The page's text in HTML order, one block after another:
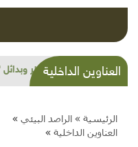
العناوين الداخلية
عضوية
الرئيسية » الراصد البيئي »
العناوين الداخلية »